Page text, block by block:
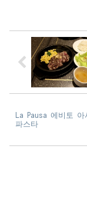
La Pausa 에비토 아
파스타